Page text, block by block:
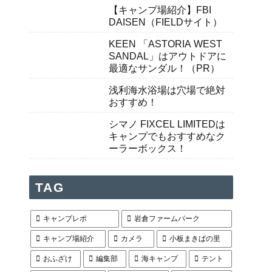
【キャンプ場紹介】FBI
DAISEN（FIELDサイト）
KEEN 「ASTORIA WEST
SANDAL」はアウトドアに
最適なサンダル！（PR）
浅利海水浴場は穴場で絶対
おすすめ！
シマノ FIXCEL LIMITEDは
キャンプでもおすすめなク
ーラーボックス！
TAG
キャンプレポ 岩倉ファームパーク
キャンプ場紹介 カメラ 小板まきばの里
おふざけ 編集部 海キャンプ テント